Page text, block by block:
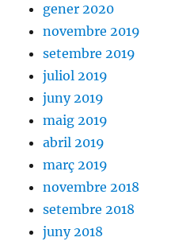
gener 2020
novembre 2019
setembre 2019
juliol 2019
juny 2019
maig 2019
abril 2019
març 2019
novembre 2018
setembre 2018
juny 2018